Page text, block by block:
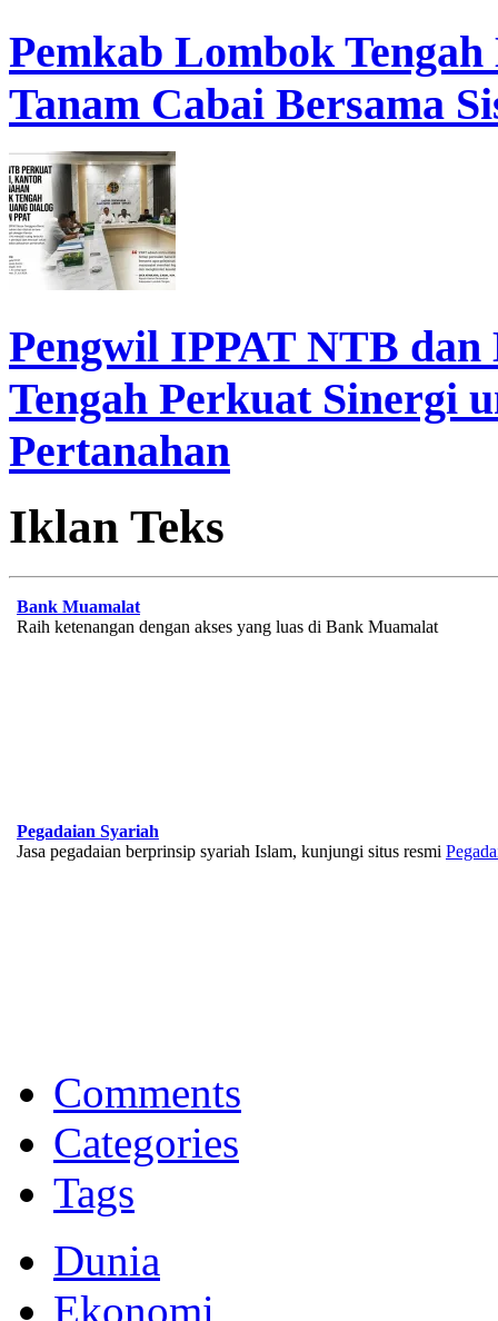
Pemkab Lombok
Tanam Cabai Bersama
Pengwil IPPAT NTB
Tengah Perkuat Sinergi
Pertanahan
Iklan Teks
Bank Muamalat
Raih ketenangan dengan akses yang luas di Bank Muamalat
Pegadaian Syariah
Jasa pegadaian berprinsip syariah Islam, kunjungi situs resmi
Memberikan yang terbaik sesuai kaidah Islam, kunjungi situs resmi
Comments
Categories
Tags
Dunia
Ekonomi